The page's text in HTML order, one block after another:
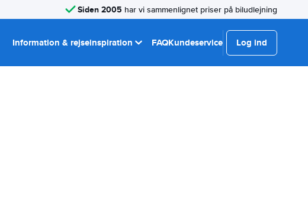
Siden 2005 har vi sammenlignet priser på biludlejning
Information & rejseinspiration FAQKundeservice Log ind